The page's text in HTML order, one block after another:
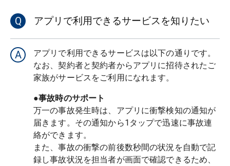
Q アプリで利用できるサービスを知りたい
A
アプリで利用できるサービスは以下の通りです。
なお、契約者と契約者からアプリに招待されたご
家族がサービスをご利用になれます。
●事故時のサポート
万一の事故発生時は、アプリに衝撃検知の通知が
届きます。その通知から1タップで迅速に事故連
絡ができます。
また、事故の衝撃の前後数秒間の状況を自動で記
録し事故状況を担当者が画面で確認できるため、